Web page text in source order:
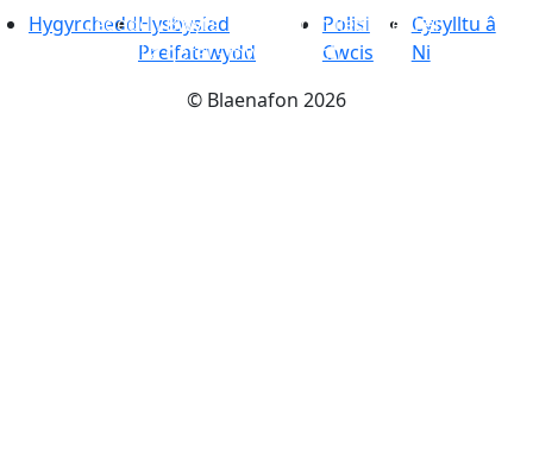
Lleoedd i Bwyta
Cynnyrch lleol wedi ei
baratoi â gofal - mwynhewch
HygyrcheddHysbysiad
Preifatrwydd
Polisi
Cwcis
Cysylltu â
Ni
© Blaenafon 2026